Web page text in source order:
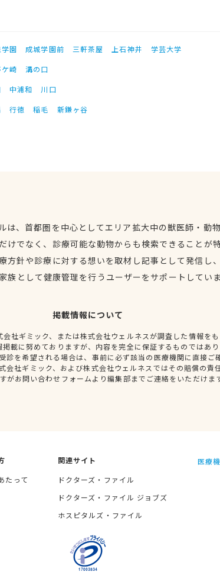
園 成城学園前 三軒茶屋 上石神井
学芸大学
崎
溝の口
中浦和
川口
行徳 稲毛 新鎌ヶ谷
は、首都圏を中心としてエリア拡大中の獣医師・動
けでなく、診療可能な動物からも検索できることが
方針や診療に対する想いを取材し記事として発信し
族として健康管理を行うユーザーをサポートしてい
掲載情報について
社ギミック、または株式会社ウェルネスが調査した情報を
載に努めておりますが、内容を完全に保証するものではあ
診を希望される場合は、事前に必ず該当の医療機関に直接ご
会社ギミック、および株式会社ウェルネスではその賠償の責
がお問い合わせフォームより編集部までご連絡をいただけま
たって
関連サイト
ドクターズ・ファイル
ドクターズ・ファイル ジョブズ
ホスピタルズ・ファイル
医療